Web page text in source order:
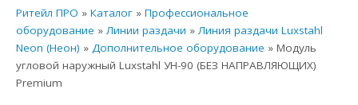
Ритейл ПРО »Каталог »Профессиональное
оборудование »Линии раздачи »Линия раздачи Luxstahl
Neon (Неон) »Дополнительное оборудование » Модуль
угловой наружный Luxstahl УН-90 (БЕЗ НАПРАВЛЯЮЩИХ)
Premium